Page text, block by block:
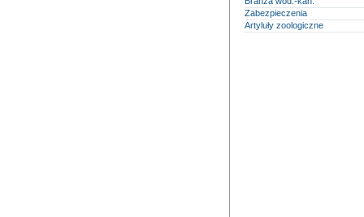
Zabezpieczenia
Artyluły zoologiczne